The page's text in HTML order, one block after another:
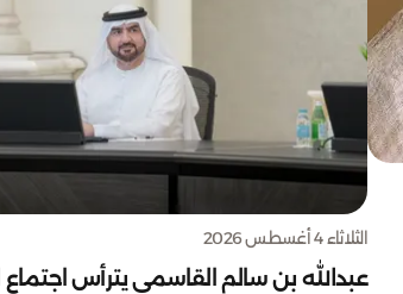
الثلاثاء 4 أغسطس 2026
عبدالله بن سالم القاسمي يترأس